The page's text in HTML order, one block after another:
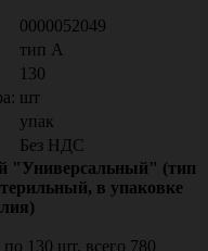
0000052049
тип A
130
шт
упак
Без НДС
"Универсальный" (тип
в упаковке
130 шт, всего 780